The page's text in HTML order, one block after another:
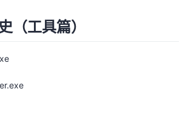
（工具篇）